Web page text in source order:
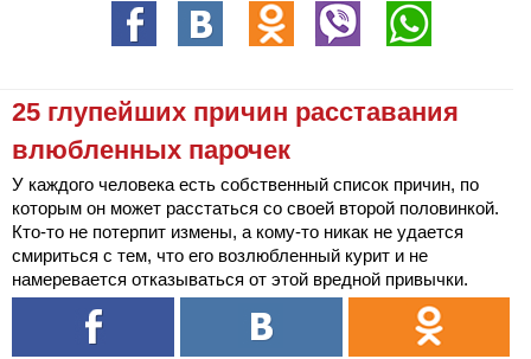
25 глупейших причин расставания
влюбленных парочек
У каждого человека есть собственный список причин, по
которым он может расстаться со своей второй половинкой.
Кто-то не потерпит измены, а кому-то никак не удается
смириться с тем, что его возлюбленный курит и не
намеревается отказываться от этой вредной привычки.